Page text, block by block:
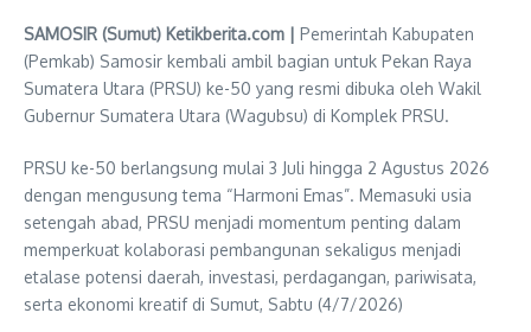
SAMOSIR (Sumut) Ketikberita.com | Pemerintah Kabupaten
(Pemkab) Samosir kembali ambil bagian untuk Pekan Raya
Sumatera Utara (PRSU) ke-50 yang resmi dibuka oleh Wakil
Gubernur Sumatera Utara (Wagubsu) di Komplek PRSU.
PRSU ke-50 berlangsung mulai 3 Juli hingga 2 Agustus 2026
dengan mengusung tema “Harmoni Emas”. Memasuki usia
setengah abad, PRSU menjadi momentum penting dalam
memperkuat kolaborasi pembangunan sekaligus menjadi
etalase potensi daerah, investasi, perdagangan, pariwisata,
serta ekonomi kreatif di Sumut, Sabtu (4/7/2026)